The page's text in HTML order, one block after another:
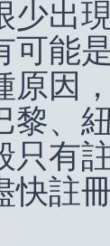
少出
可能
原因
黎、
只有
快註